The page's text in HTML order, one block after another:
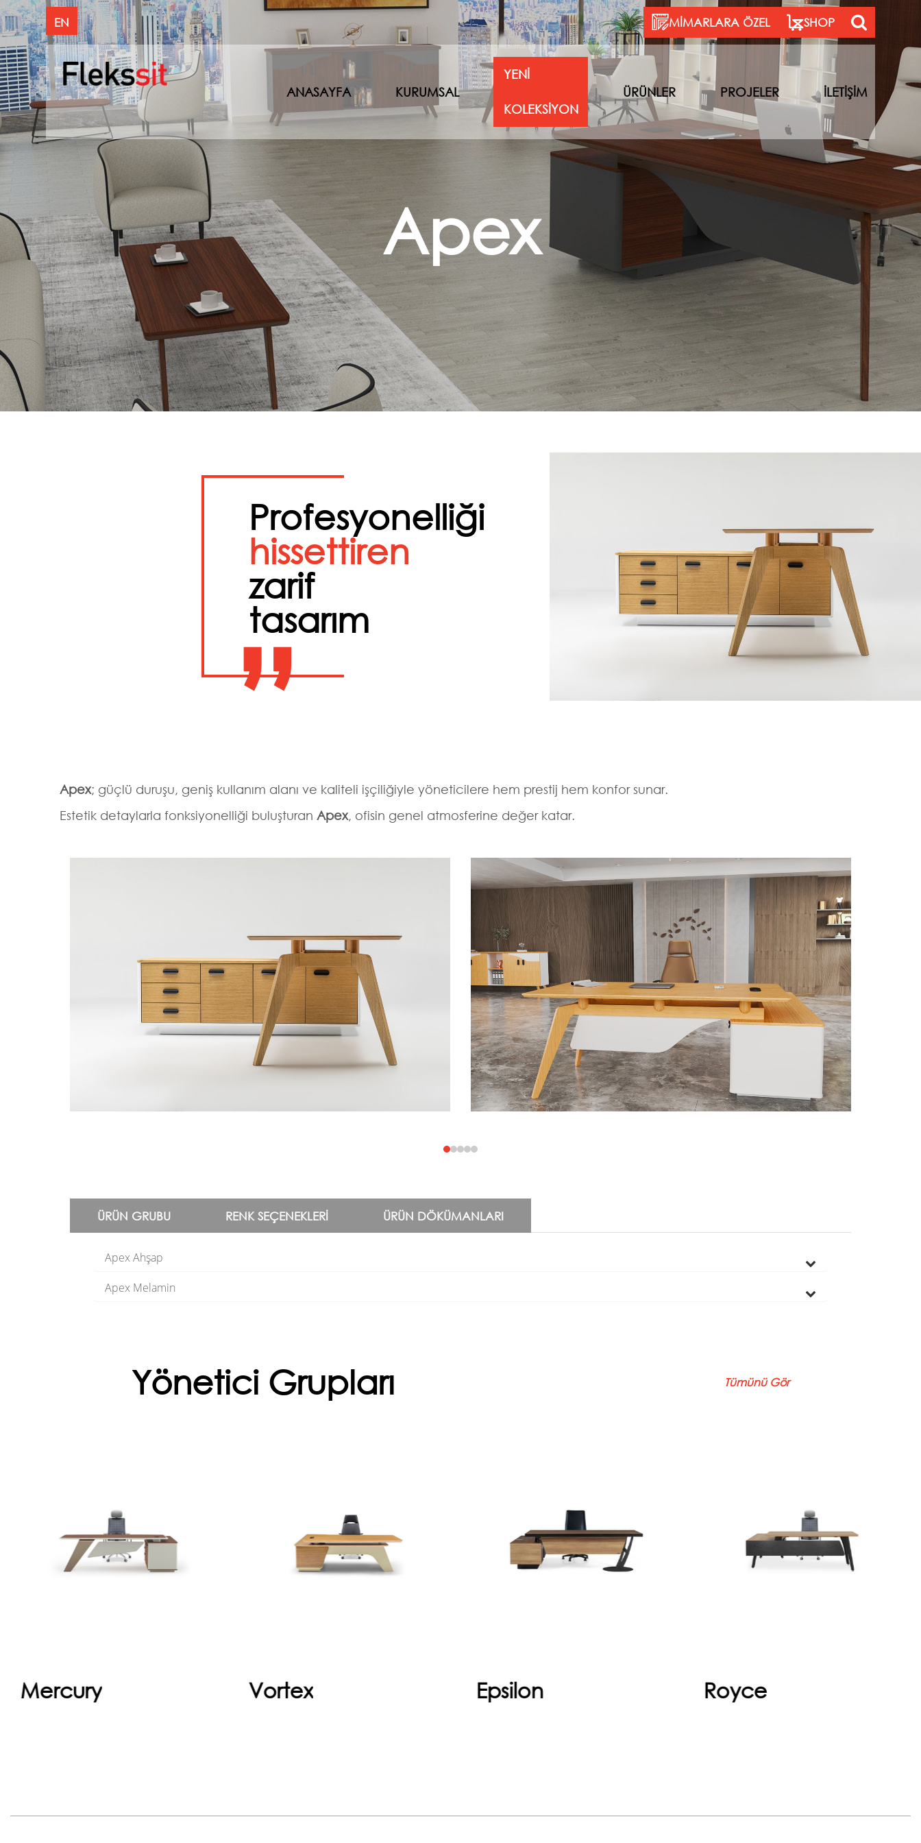
EN MİMARLARA ÖZEL SHOP
ANASAYFA KURUMSAL
YENİ
KOLEKSİYON
ÜRÜNLER PROJELER İLETİŞİM
Apex
Profesyonelliği
hissettiren
zarif
tasarım
”
Apex; güçlü duruşu, geniş kullanım alanı ve kaliteli işçiliğiyle yöneticilere hem prestij hem konfor sunar.
Estetik detaylarla fonksiyonelliği buluşturan Apex, ofisin genel atmosferine değer katar.
ÜRÜN GRUBU RENK SEÇENEKLERI ÜRÜN DÖKÜMANLARI
Apex Ahşap
Apex Melamin
Yönetici Grupları Tümünü Gör
Mercury
Ofis yönetici masası, liderliğin ve
profesyonelliğin zarif bir
ifadesidir. Geniş yüzey alanı,
ergonomik tasarımı ve kaliteli
Vortex
Yöneticiler için sadece şık değil,
aynı zamanda sağlıklı ve
dinamik bir çalışma deneyimi
sunan yükseklik ayarlı Vor...
Epsilon
Farklı yönetici odalarında
yaratıcı ve dinamik bir tasarım
fikrini ifade eder.
Royce
Royce, iş yaşamının merkezinde
yer alan karar mekanizmalarına
eşlik eder. Fonksiyonel detaylar
ve zarif tasarımı bir ara...